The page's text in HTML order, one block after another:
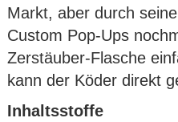
Markt, aber durch
Custom Pop-Ups
Zerstäuber-Flasche
kann der Köder direkt
Inhaltsstoffe